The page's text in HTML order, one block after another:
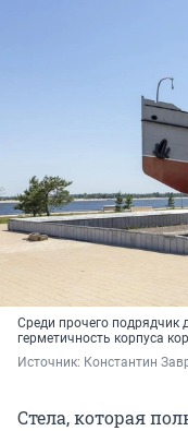
Среди прочего подрядчик
герметичность корпуса
Источник: Константин
Стела, которая